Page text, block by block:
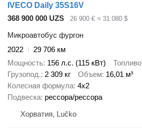
IVECO Daily 35S16V
368 900 000 UZS
26 900 € ≈ 31 080 $
Микроавтобус фургон
2022
29 706 км
Мощность 156 л.с. (115 кВт) Топливо
Грузопод. 2 309 кг Объем 16,01 м³
Колесная формула 4x2
Подвеска рессора/рессора
Хорватия, Lučko